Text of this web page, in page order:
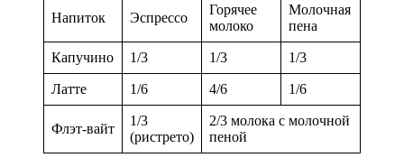
Напиток Эспрессо
Горячее
молоко
Молочная
пена
Капучино 1/3 1/3 1/3
Латте 1/6 4/6 1/6
Флэт-вайт
1/3
(ристрето)
2/3 молока с молочной
пеной